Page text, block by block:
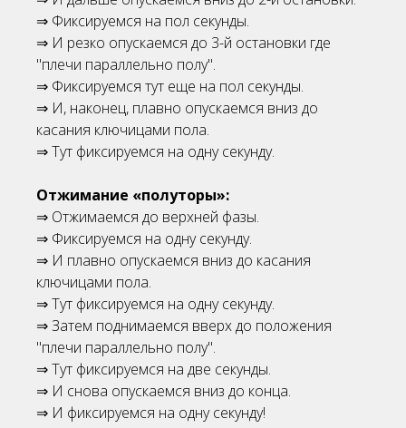
⇒ Фиксируемся на пол секунды.
⇒ И резко опускаемся до 3-й остановки где
"плечи параллельно полу".
⇒ Фиксируемся тут еще на пол секунды.
⇒ И, наконец, плавно опускаемся вниз до
касания ключицами пола.
⇒ Тут фиксируемся на одну секунду.
Отжимание «полуторы»:
⇒ Отжимаемся до верхней фазы.
⇒ Фиксируемся на одну секунду.
⇒ И плавно опускаемся вниз до касания
ключицами пола.
⇒ Тут фиксируемся на одну секунду.
⇒ Затем поднимаемся вверх до положения
"плечи параллельно полу".
⇒ Тут фиксируемся на две секунды.
⇒ И снова опускаемся вниз до конца.
⇒ И фиксируемся на одну секунду!